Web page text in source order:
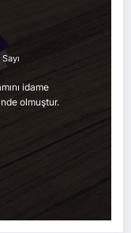
idame
olmuştur.